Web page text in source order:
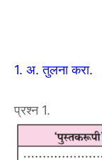
1. अ. तुलना करा.
प्रश्न 1.